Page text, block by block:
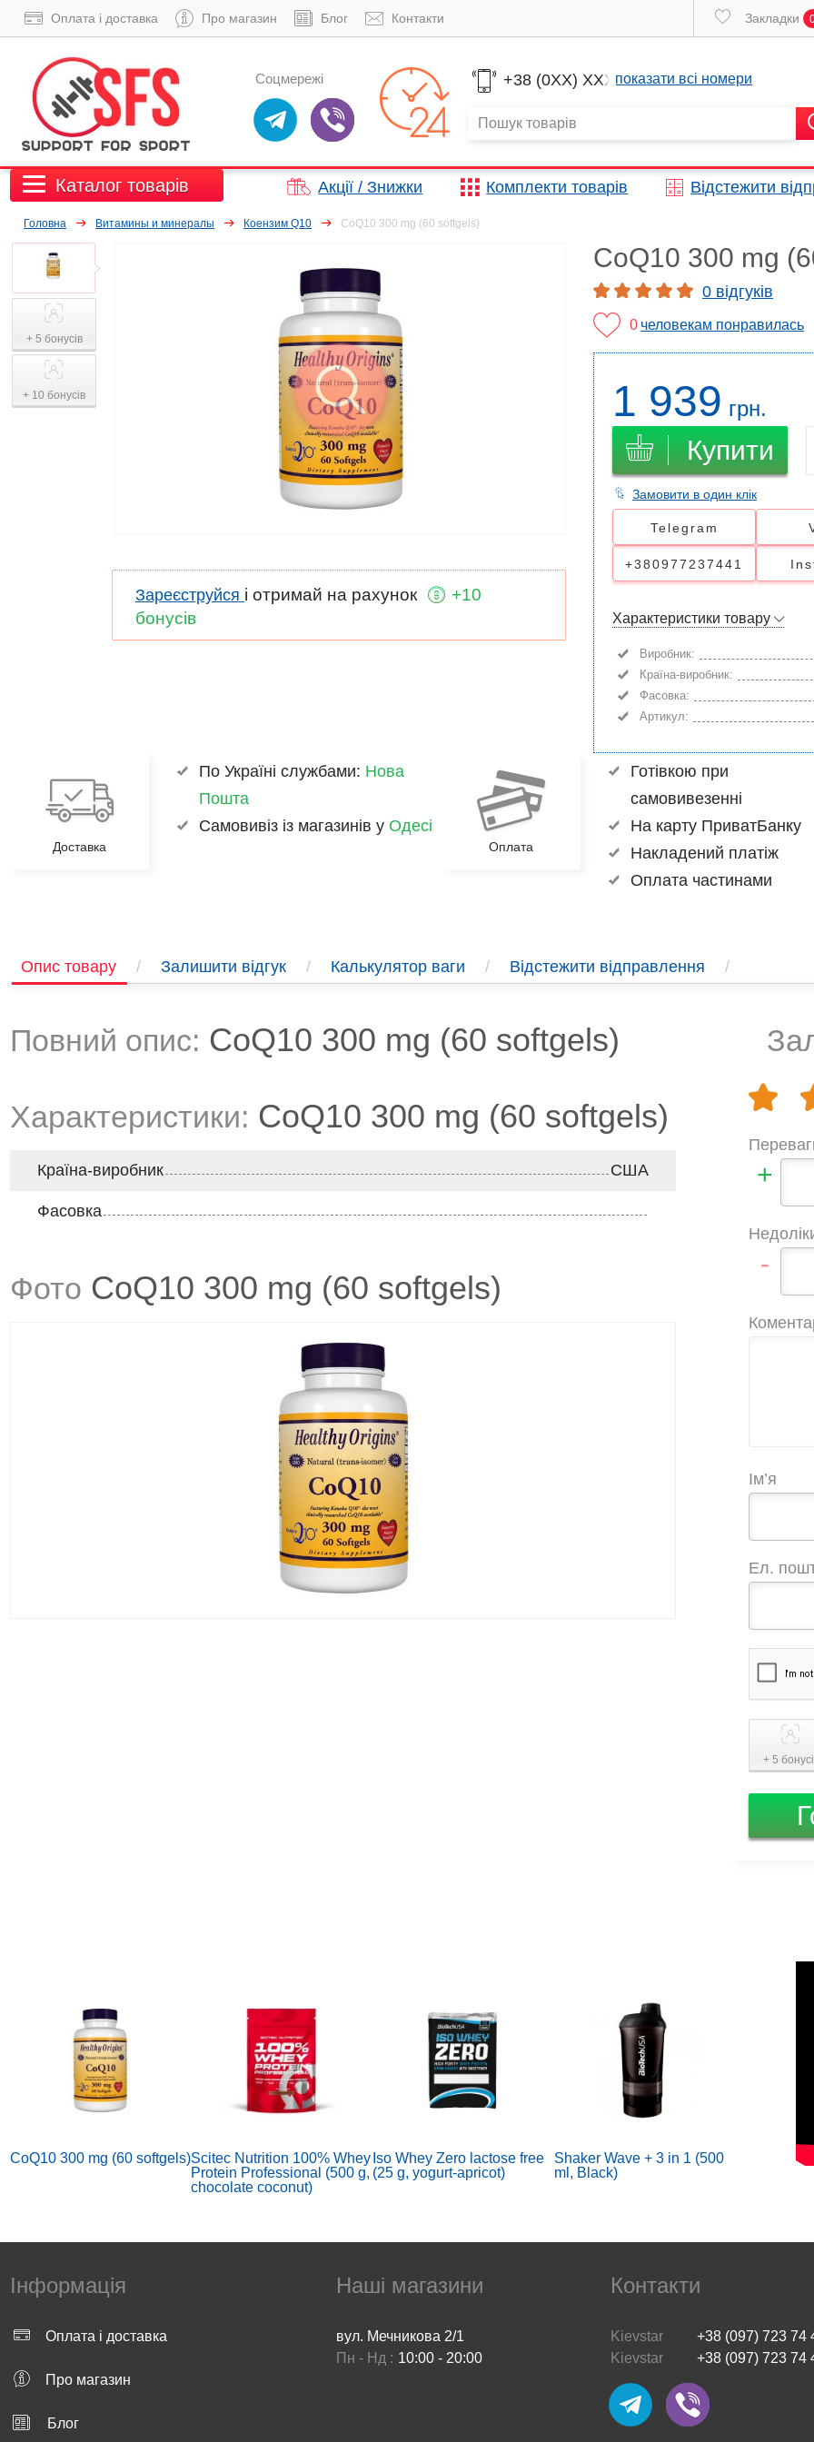
Оплата і доставка Про магазин Блог Контакти Закладки
Соцмережі +38 (0XX) XXXпоказати всі номери
Каталог товарів Акції / Знижки Комплекти товарів Відстежити
Головна Витамины и минералы Коензим Q10 CoQ10 300 mg (60 softgels)
+ 5 бонусів
+ 10 бонусів
Зареєструйся і отримай на рахунок
+10
бонусів
CoQ10 300 mg
0 відгуків
0 человекам понравилась
1 939 грн.
Купити
Замовити в один клік
Telegram
+380977237441
Характеристики товару
Виробник:
Країна-виробник:
Фасовка:
Артикул:
Доставка
По Україні службами: Нова
Пошта
Самовивіз із магазинів у Одесі
Оплата
Готівкою при
самовивезенні
На карту ПриватБанку
Накладений платіж
Оплата частинами
Опис товару / Залишити відгук / Калькулятор ваги / Відстежити відправлення /
Повний опис: CoQ10 300 mg (60 softgels)
Характеристики: CoQ10 300 mg (60 softgels)
Країна-виробник США
Фасовка
Фото CoQ10 300 mg (60 softgels)
+
-
Ім’я
Ел.
+ 5
CoQ10 300 mg (60 softgels)Scitec Nutrition 100% Whey
Protein Professional (500 g,
chocolate coconut)
Iso Whey Zero lactose free
(25 g, yogurt-apricot)
Shaker Wave + 3 in 1 (500
ml, Black)
BCAA Flash Zero (500 g,
Artvigil-150 Armodafinil
Tablets (10 таблеток)
Інформація
Оплата і доставка
Про магазин
Блог
Наші магазини
вул. Мечникова 2/1
Пн - Нд : 10:00 - 20:00
Контакти
Kievstar
+38 (097) 723 74
Kievstar
+38 (097) 723 74